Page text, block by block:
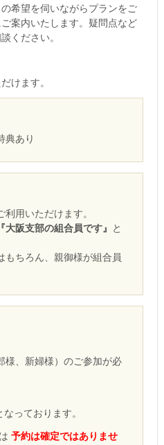
希望を伺いながらプランをご
案内いたします。疑問点など
ください。
けます。
典あり
利用いただけます。
『大阪支部の組合員です』
と
ちろん、親御様が組合員
様、新婦様）のご参加が必
なっております。
予約は確定ではありませ